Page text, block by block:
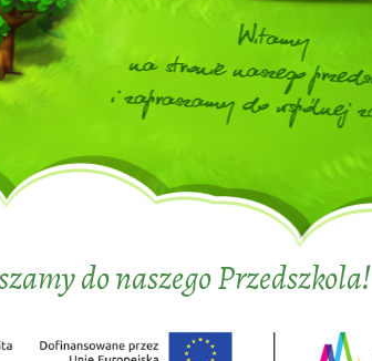
do naszego Przedszkola!